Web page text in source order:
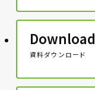
Download
資料ダウンロード